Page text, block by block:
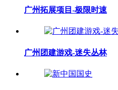
广州拓展项目-极限时速
广州团建游戏-迷失丛林